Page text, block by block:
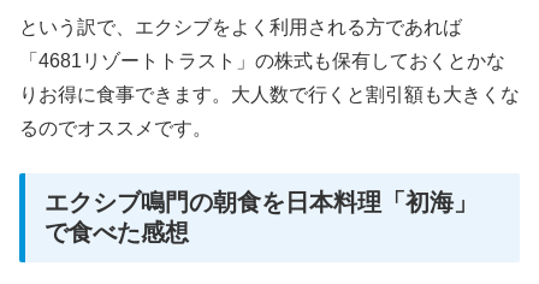
という訳で、エクシブをよく利用される方であれば
「4681リゾートトラスト」の株式も保有しておくとかな
りお得に食事できます。大人数で行くと割引額も大きくな
るのでオススメです。
エクシブ鳴門の朝食を日本料理「初海」
で食べた感想